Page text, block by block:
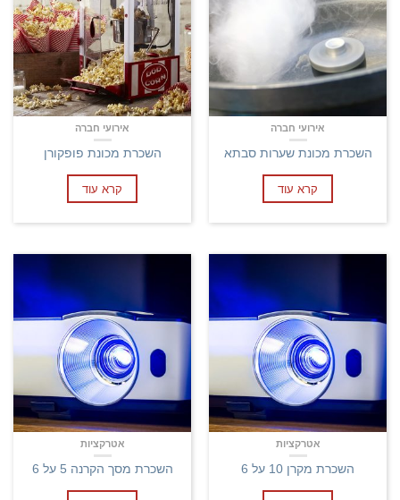
אירועי חברה
השכרת מכונת פופקורן
קרא עוד
אירועי חברה
השכרת מכונת שערות סבתא
קרא עוד
אטרקציות
השכרת מסך הקרנה 5 על 6
אטרקציות
השכרת מקרן 10 על 6